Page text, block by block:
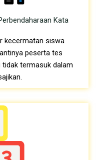
Kata
kecermatan siswa
peserta tes
termasuk dalam